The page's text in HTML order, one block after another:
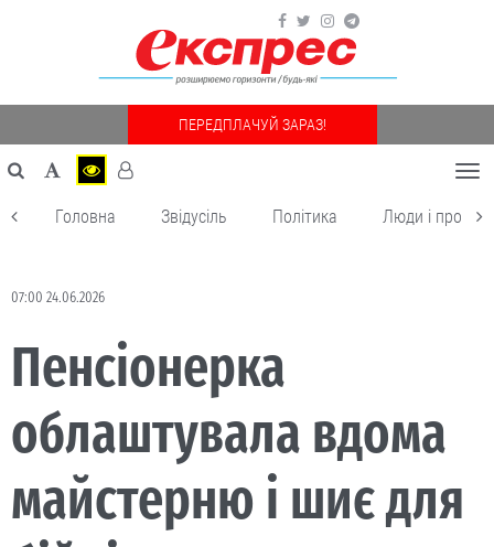
ПЕРЕДПЛАЧУЙ ЗАРАЗ!
Головна Звідусіль Політика Люди і
07:00 24.06.2026
Пенсіонерка
облаштувала вдома
майстерню і шиє для